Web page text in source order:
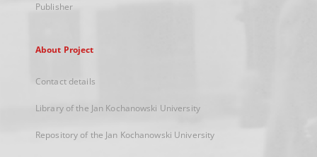
Publisher
About Project
Contact details
Library of the Jan Kochanowski University
Repository of the Jan Kochanowski University